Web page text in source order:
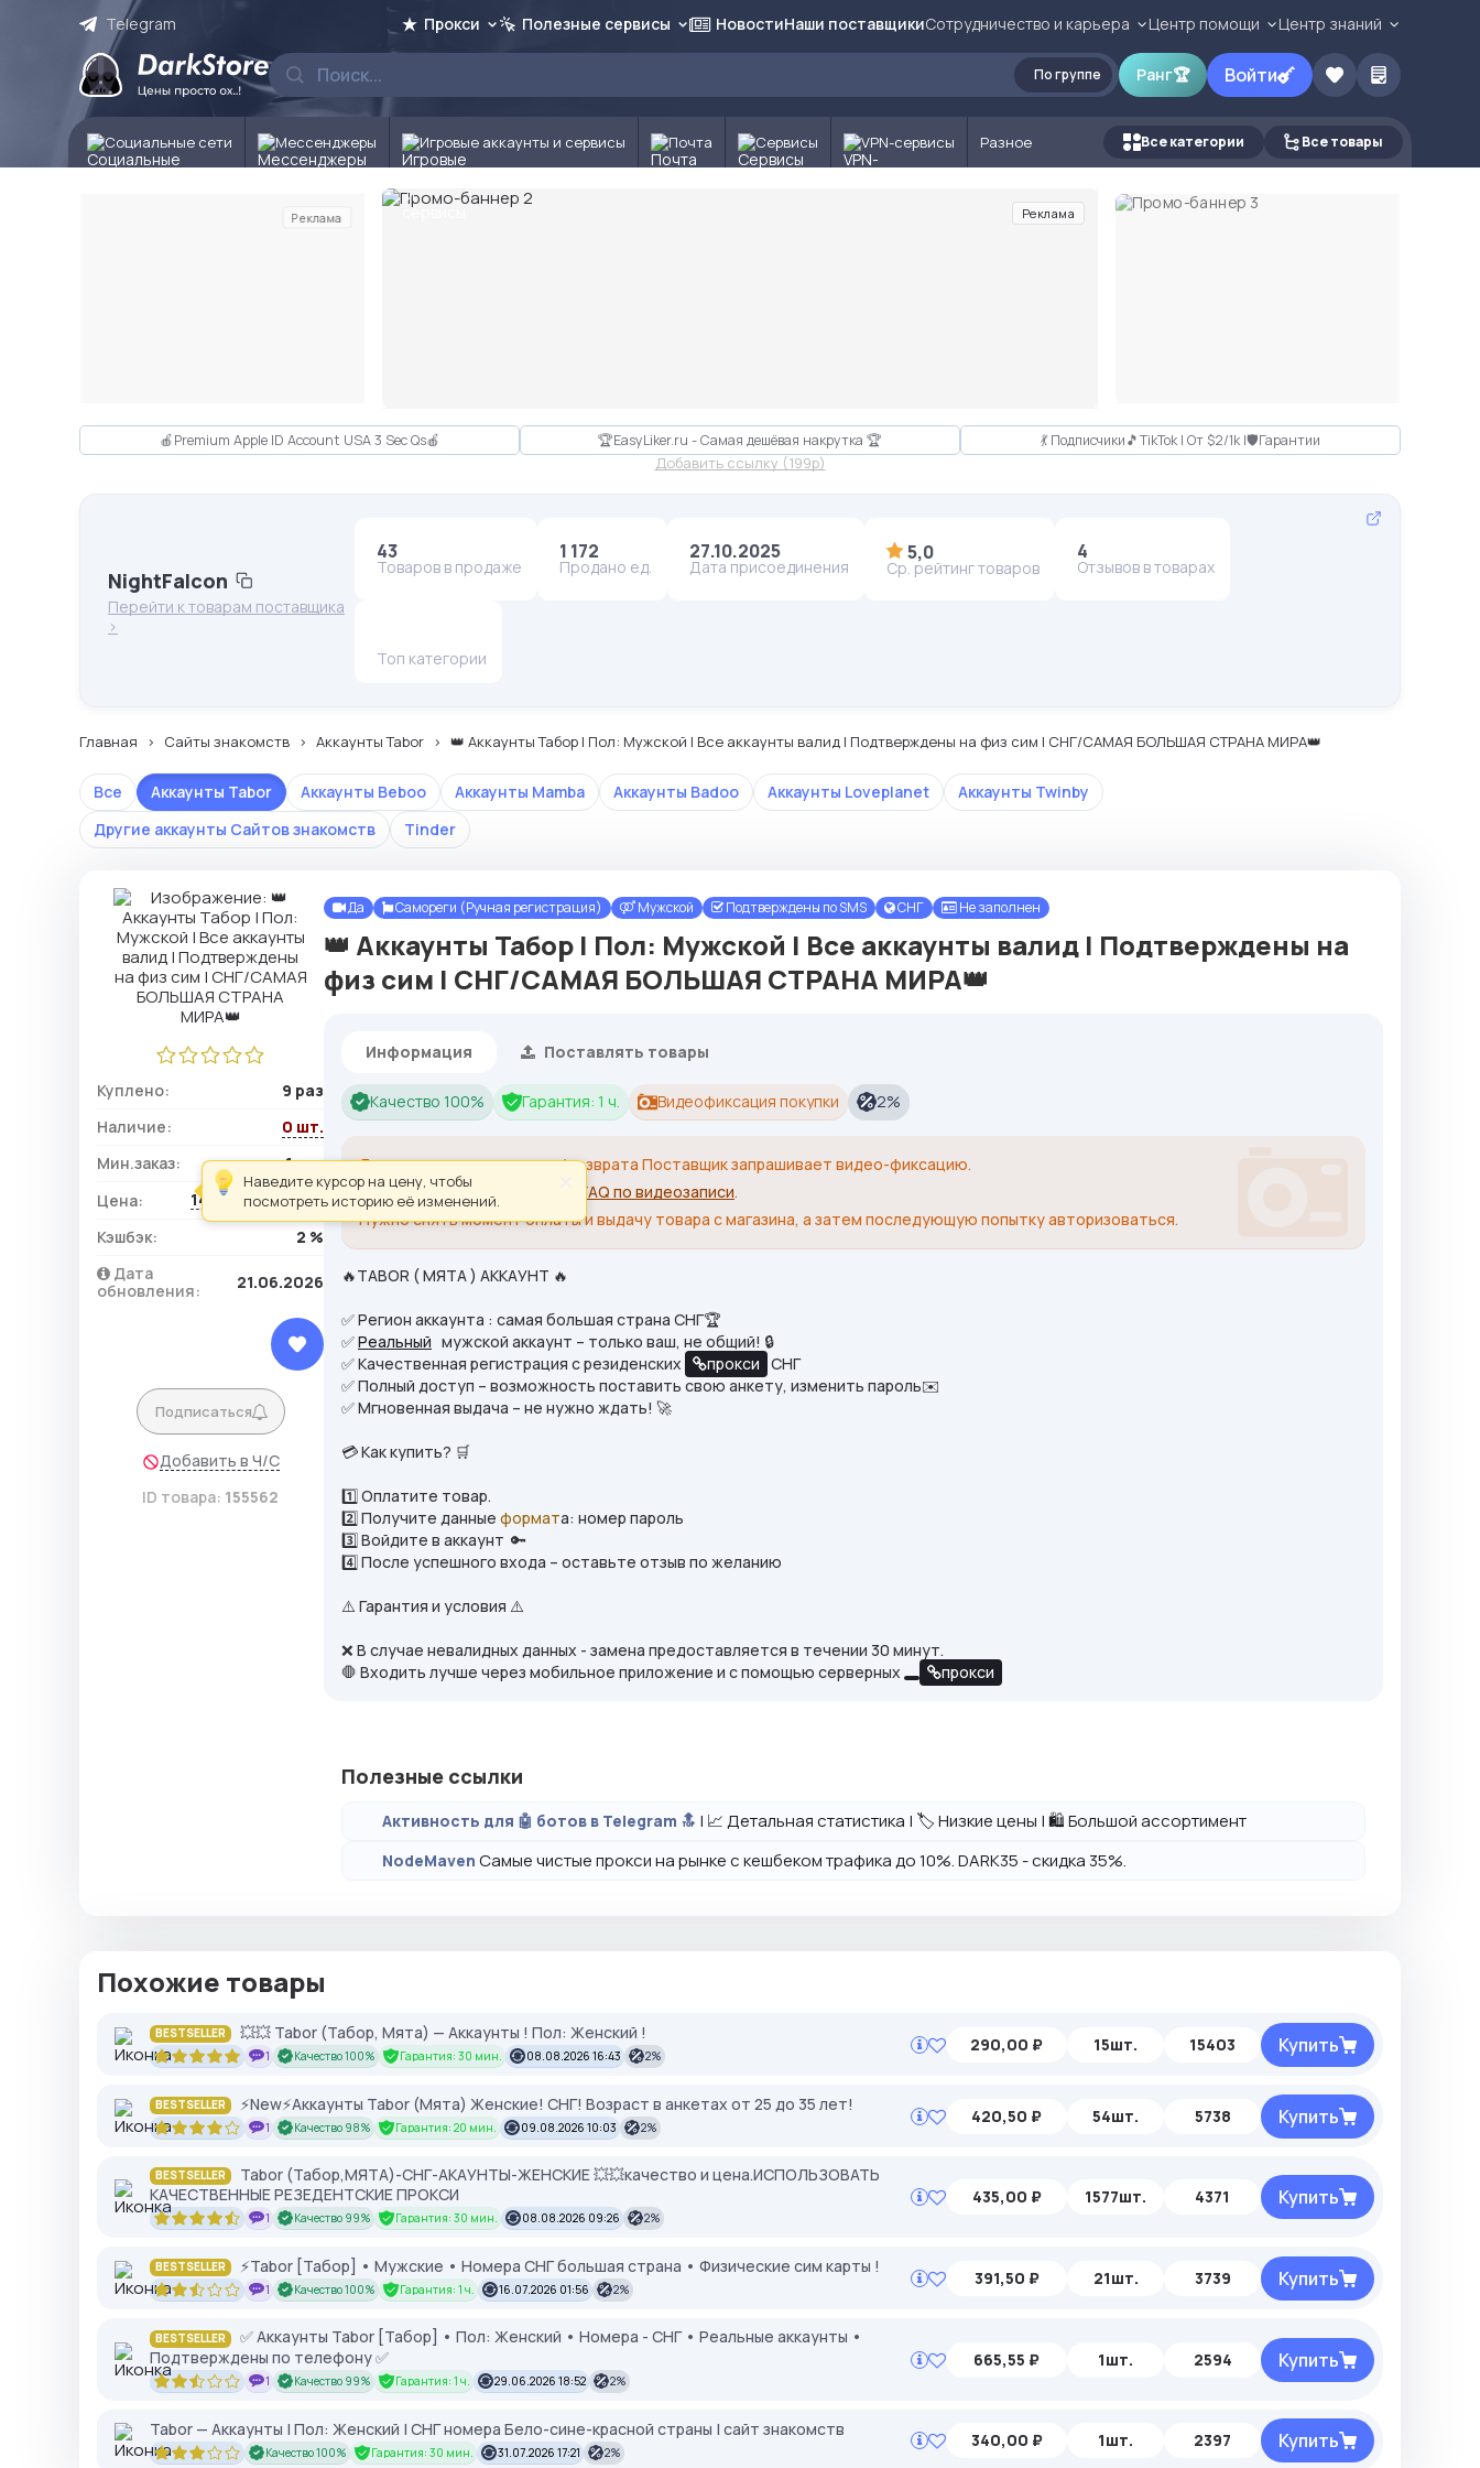
Telegram Прокси Полезные сервисы НовостиНаши поставщикиСотрудничество и карьера Центр помощи Центр знаний
По группе Ранг🏆 Войти
Социальные сети Мессенджеры Игровые аккаунты и сервисы Почта Сервисы VPN-сервисы Разное Все категории Все товары
Реклама Реклама
🍎Premium Apple ID Account USA 3 Sec Qs🍎 🏆EasyLiker.ru - Самая дешёвая накрутка 🏆 💃 Подписчики🎵TikTok | От $2/1k |🛡Гарантии
Добавить ссылку (199p)
NightFalcon
Перейти к товарам поставщика
>
43
Товаров в продаже
1 172
Продано ед.
27.10.2025
Дата присоединения
5,0
Ср. рейтинг товаров
4
Отзывов в товарах
Топ категории
Главная Сайты знакомств Аккаунты Tabor 👑 Аккаунты Табор | Пол: Мужской | Все аккаунты валид | Подтверждены на физ сим | CНГ/САМАЯ БОЛЬШАЯ СТРАНА МИРА👑
Все Аккаунты Tabor Аккаунты Beboo Аккаунты Mamba Аккаунты Badoo Аккаунты Loveplanet
Аккаунты Twinby
Другие аккаунты Сайтов знакомств
Tinder
Куплено:
9 раз
Наличие:
0 шт.
Мин.заказ:
1 шт.
Цена:
145,00 ₽ / шт.
Кэшбэк:
2 %
Дата
обновления:
21.06.2026
Подписаться
Добавить в Ч/С
ID товара: 155562
Да Самореги (Ручная регистрация) Мужской Подтверждены по SMS СНГ Не заполнен
👑 Аккаунты Табор | Пол: Мужской | Все аккаунты валид | Подтверждены на
физ сим | CНГ/САМАЯ БОЛЬШАЯ СТРАНА МИРА👑
Информация Поставлять товары
Качество 100% Гарантия: 1 ч. Видеофиксация покупки 2%
Для произведения замены/возврата Поставщик запрашивает видео-фиксацию.
Мы подготовили небольшое
FAQ по видеозаписи.
Нужно снять момент оплаты и выдачу товара с магазина, а затем последующую попытку авторизоваться.
🔥TABOR ( МЯТА ) АККАУНТ 🔥
✅ Регион аккаунта : самая большая страна СНГ🏆
✅Реальный мужской аккаунт – только ваш, не общий! 🔒
✅ Качественная регистрация с резиденских
прокси СНГ
✅ Полный доступ – возможность поставить свою анкету, изменить пароль✉️
✅ Мгновенная выдача – не нужно ждать! 🚀
💳 Как купить? 🛒
1️⃣ Оплатите товар.
2️⃣ Получите данные формата: номер пароль
3️⃣ Войдите в аккаунт 🔑
4️⃣ После успешного входа – оставьте отзыв по желанию
⚠️ Гарантия и условия ⚠️
❌ В случае невалидных данных - замена предоставляется в течении 30 минут.
🛑 Входить лучше через мобильное приложение и с помощью серверных
прокси
Полезные ссылки
Активность для 🤖 ботов в Telegram 🔝 | 📈 Детальная статистика | 🏷️ Низкие цены | 🛍️ Большой ассортимент
NodeMaven Самые чистые прокси на рынке с кешбеком трафика до 10%. DARK35 - скидка 35%.
Похожие товары
BESTSELLER 💥💥 Tabor (Табор, Мята) — Аккаунты ! Пол: Женский !
1 Качество 100% Гарантия: 30 мин. 08.08.2026 16:43 2%
290,00 ₽ 15шт. 15403 Купить
BESTSELLER ⚡New⚡Аккаунты Tabor (Мята) Женские! СНГ! Возраст в анкетах от 25 до 35 лет!
1 Качество 98% Гарантия: 20 мин. 09.08.2026 10:03 2%
420,50 ₽ 54шт. 5738 Купить
BESTSELLER
Tabor (Табор,МЯТА)-СНГ-АКАУНТЫ-ЖЕНСКИЕ 💥💥качество и цена.ИСПОЛЬЗОВАТЬ
КАЧЕСТВЕННЫЕ РЕЗЕДЕНТСКИЕ ПРОКСИ
1 Качество 99% Гарантия: 30 мин. 08.08.2026 09:26 2%
435,00 ₽ 1577шт. 4371 Купить
BESTSELLER ⚡Tabor [Табор] • Мужские • Номера СНГ большая страна • Физические сим карты !
1 Качество 100% Гарантия: 1 ч. 16.07.2026 01:56 2%
391,50 ₽ 21шт. 3739 Купить
BESTSELLER
✅ Аккаунты Tabor [Табор] • Пол: Женский • Номера - СНГ • Реальные аккаунты •
Подтверждены по телефону ✅
1 Качество 99% Гарантия: 1 ч. 29.06.2026 18:52 2%
665,55 ₽ 1шт. 2594 Купить
Tabor — Аккаунты | Пол: Женский | СНГ номера Бело-сине-красной страны | сайт знакомств
Качество 100% Гарантия: 30 мин. 31.07.2026 17:21 2%
340,00 ₽ 1шт. 2397 Купить
Наведите курсор на цену, чтобы
посмотреть историю её изменений.